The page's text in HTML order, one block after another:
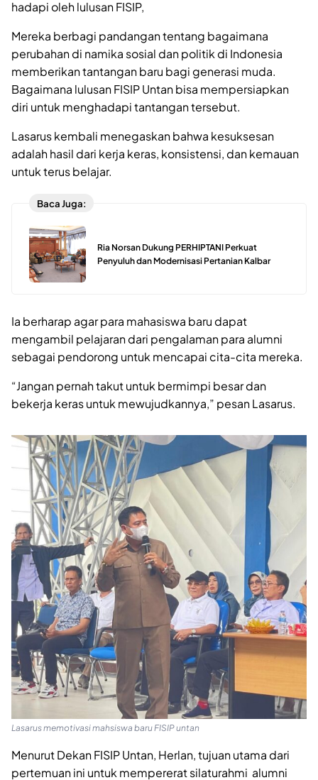
hadapi oleh lulusan FISIP,
Mereka berbagi pandangan tentang bagaimana
perubahan di namika sosial dan politik di Indonesia
memberikan tantangan baru bagi generasi muda.
Bagaimana lulusan FISIP Untan bisa mempersiapkan
diri untuk menghadapi tantangan tersebut.
Lasarus kembali menegaskan bahwa kesuksesan
adalah hasil dari kerja keras, konsistensi, dan kemauan
untuk terus belajar.
Baca Juga:
Ria Norsan Dukung PERHIPTANI Perkuat
Penyuluh dan Modernisasi Pertanian Kalbar
Ia berharap agar para mahasiswa baru dapat
mengambil pelajaran dari pengalaman para alumni
sebagai pendorong untuk mencapai cita-cita mereka.
“Jangan pernah takut untuk bermimpi besar dan
bekerja keras untuk mewujudkannya,” pesan Lasarus.
Lasarus memotivasi mahsiswa baru FISIP untan
Menurut Dekan FISIP Untan, Herlan, tujuan utama dari
pertemuan ini untuk mempererat silaturahmi alumni